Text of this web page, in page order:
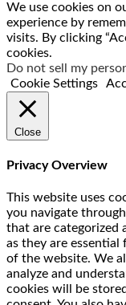
We use cookies on
experience by
visits. By clicking
cookies.
Do not sell my
Cookie Settings
Close
Privacy Overview
This website uses
you navigate
that are categorized
as they are
of the website. We
analyze and
cookies will be